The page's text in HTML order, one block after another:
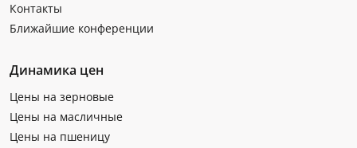
Контакты
Ближайшие конференции
Динамика цен
Цены на зерновые
Цены на масличные
Цены на пшеницу